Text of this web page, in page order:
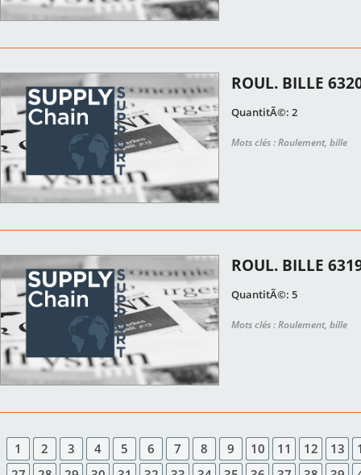
ROUL. BILLE
QuantitÃ©: 2
Mots clés : Roulement, bille
ROUL. BILLE
QuantitÃ©: 5
Mots clés : Roulement, bille
1 2 3 4 5 6 7 8 9 10 11 12 13